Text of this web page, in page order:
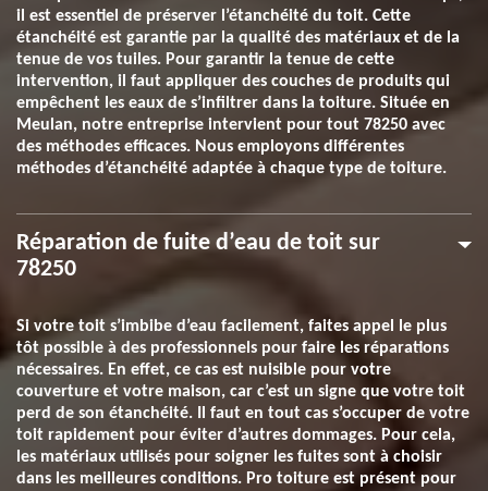
il est essentiel de préserver l’étanchéité du toit. Cette
étanchéité est garantie par la qualité des matériaux et de la
tenue de vos tuiles. Pour garantir la tenue de cette
intervention, il faut appliquer des couches de produits qui
empêchent les eaux de s’infiltrer dans la toiture. Située en
Meulan, notre entreprise intervient pour tout 78250 avec
des méthodes efficaces. Nous employons différentes
méthodes d’étanchéité adaptée à chaque type de toiture.
Réparation de fuite d’eau de toit sur
78250
Si votre toit s’imbibe d’eau facilement, faites appel le plus
tôt possible à des professionnels pour faire les réparations
nécessaires. En effet, ce cas est nuisible pour votre
couverture et votre maison, car c’est un signe que votre toit
perd de son étanchéité. Il faut en tout cas s’occuper de votre
toit rapidement pour éviter d’autres dommages. Pour cela,
les matériaux utilisés pour soigner les fuites sont à choisir
dans les meilleures conditions. Pro toiture est présent pour